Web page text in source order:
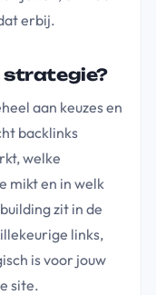
erbij.
strategie?
aan keuzes en
backlinks
welke
mikt en in welk
zit in de
links,
is voor jouw
site.